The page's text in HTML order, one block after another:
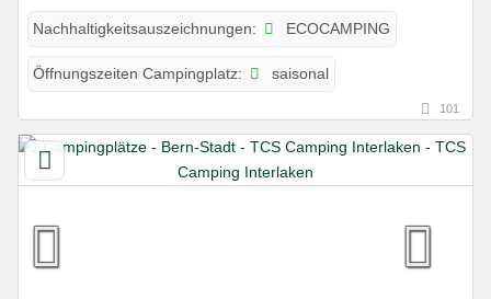
Nachhaltigkeitsauszeichnungen: ECOCAMPING
Öffnungszeiten Campingplatz: saisonal
101